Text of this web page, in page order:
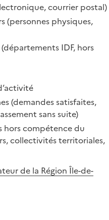
courrier postal)
(personnes physiques,
IDF, hors
(demandes satisfaites,
sans suite)
hors compétence du
collectivités territoriales,
de la Région Île-de-